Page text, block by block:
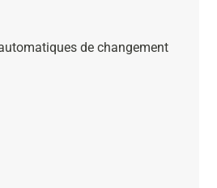
de changement